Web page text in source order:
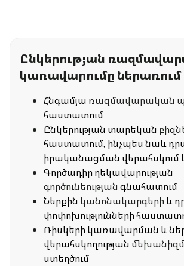
Ընկերության
կառավարումը ներառում
Հնգամյա ռազմավարական
հաստատում
Ընկերության տարեկան
հաստատում, ինչպես նաև
իրականացման վերահսկում
Գործադիր ղեկավարության
գործունեությանգնահատում
Ներքին կանոնակարգերիև
փոփոխությունների
Ռիսկերի կառավարման և
վերահսկողության
ստեղծում